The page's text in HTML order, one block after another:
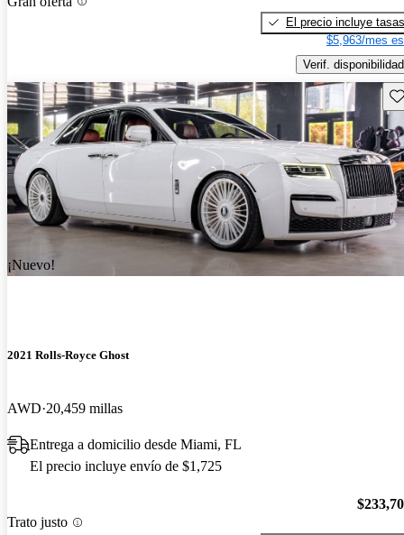
El precio incluye tasas
$5,963/mes
Verif. disponibilidad
¡Nuevo!
2021 Rolls-Royce Ghost
AWD 20,459 millas
Entrega a domicilio desde Miami, FL
El precio incluye envío de $1,725
Trato justo